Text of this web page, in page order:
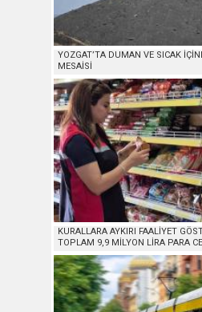
YOZGAT’TA DUMAN VE SICAK
MESAİSİ
KURALLARA AYKIRI FAALİYET
TOPLAM 9,9 MİLYON LİRA PARA